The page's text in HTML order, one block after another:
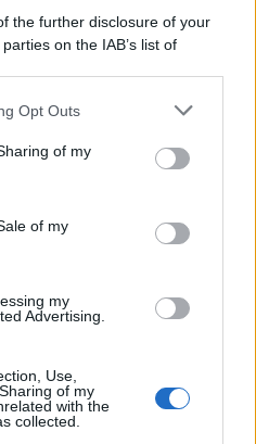
the further disclosure of your
on the IAB’s list of
by us to third parties
uses one or more Google
information including but
behaviour. You may click to
and its third-party tags to
Opt Outs
of my
of my
my
Advertising.
Use,
of my
with the
collected.